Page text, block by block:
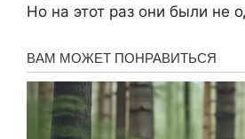
Но на этот раз они были не